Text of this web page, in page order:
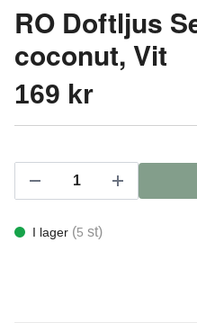
RO Doftljus
coconut, Vit
169 kr
I lager (5 st)